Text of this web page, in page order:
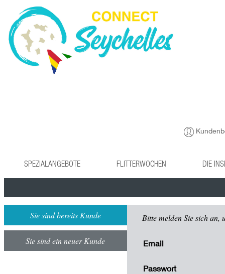
SPEZIALANGEBOTE FLITTERWOCHEN DIE
Sie sind bereits Kunde
Sie sind ein neuer Kunde
Bitte melden Sie sich an,
Email
Passwort